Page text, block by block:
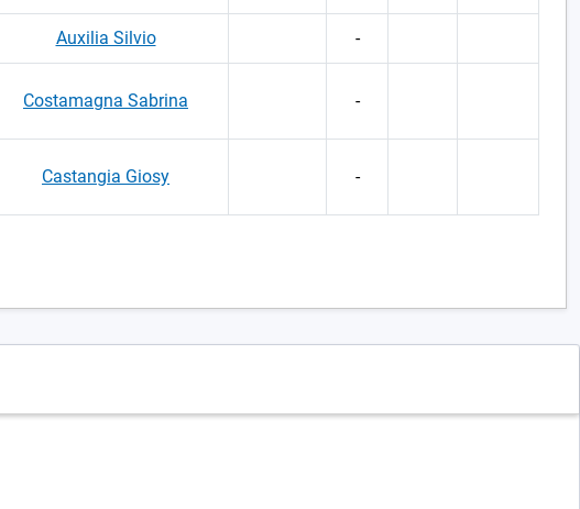
Auxilia Silvio -
Costamagna Sabrina -
Castangia Giosy -